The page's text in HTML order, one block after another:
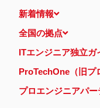
新着情報
全国の拠点
ITエンジニア独立ガ
ProTechOne（旧プ
プロエンジニアパ